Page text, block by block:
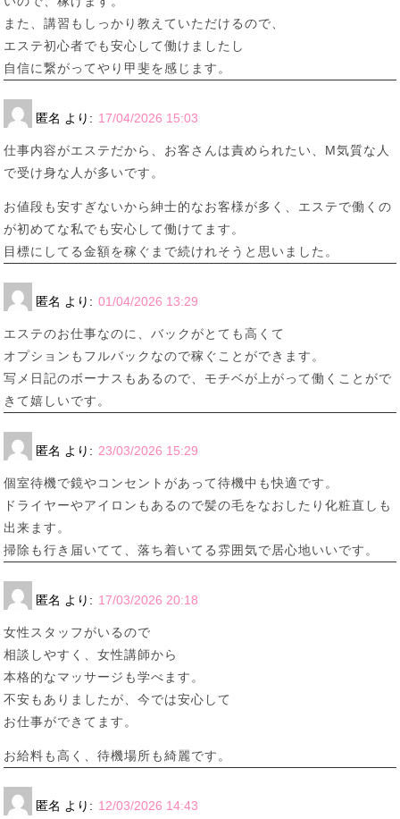
また、講習もしっかり教えていただけるので、
エステ初心者でも安心して働けましたし
自信に繋がってやり甲斐を感じます。
匿名 より: 17/04/2026 15:03
仕事内容がエステだから、お客さんは責められたい、M気質な人
で受け身な人が多いです。
お値段も安すぎないから紳士的なお客様が多く、エステで働くの
が初めてな私でも安心して働けてます。
目標にしてる金額を稼ぐまで続けれそうと思いました。
匿名 より: 01/04/2026 13:29
エステのお仕事なのに、バックがとても高くて
オプションもフルバックなので稼ぐことができます。
写メ日記のボーナスもあるので、モチベが上がって働くことがで
きて嬉しいです。
匿名 より: 23/03/2026 15:29
個室待機で鏡やコンセントがあって待機中も快適です。
ドライヤーやアイロンもあるので髪の毛をなおしたり化粧直しも
出来ます。
掃除も行き届いてて、落ち着いてる雰囲気で居心地いいです。
匿名 より: 17/03/2026 20:18
女性スタッフがいるので
相談しやすく、女性講師から
本格的なマッサージも学べます。
不安もありましたが、今では安心して
お仕事ができてます。
お給料も高く、待機場所も綺麗です。
匿名 より: 12/03/2026 14:43